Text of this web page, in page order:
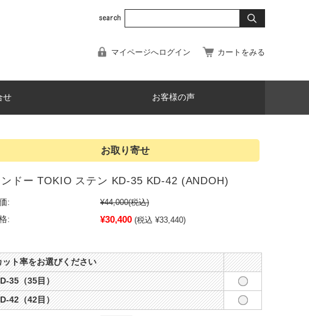
マイページへログイン カートをみる
せ お客様の声
お取り寄せ
ドー TOKIO ステン KD-35 KD-42 (ANDOH)
: ¥44,000(税込)
:
¥30,400 (税込 ¥33,440)
ット率をお選びください
35（35目）
42（42目）